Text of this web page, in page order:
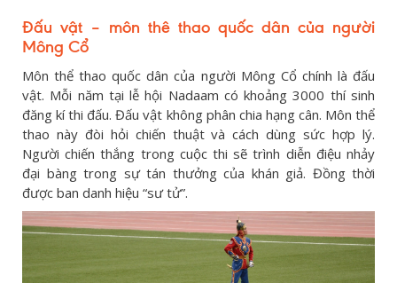
Đấu vật – môn thê thao quốc dân của người
Mông Cổ
Môn thể thao quốc dân của người Mông Cổ chính là đấu
vật. Mỗi năm tại lễ hội Nadaam có khoảng 3000 thí sinh
đăng kí thi đấu. Đấu vật không phân chia hạng cân. Môn thể
thao này đòi hỏi chiến thuật và cách dùng sức hợp lý.
Người chiến thắng trong cuộc thi sẽ trình diễn điệu nhảy
đại bàng trong sự tán thưởng của khán giả. Đồng thời
được ban danh hiệu “sư tử”.